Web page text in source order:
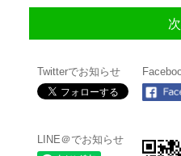
Twitterでお知らせ
LINE＠でお知らせ